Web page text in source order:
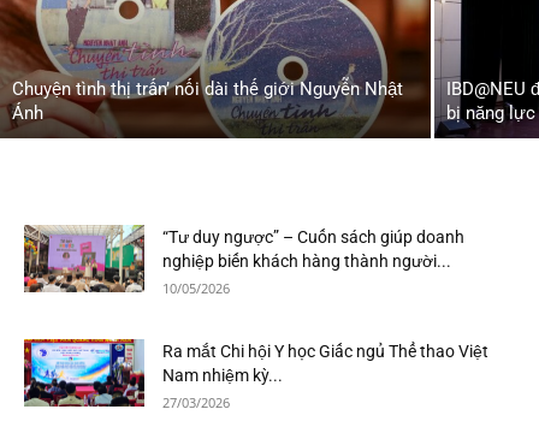
Chuyện tình thị trấn’ nối dài thế giới Nguyễn Nhật
Ánh
IBD@NEU
bị năng
“Tư duy ngược” – Cuốn sách giúp doanh
nghiệp biến khách hàng thành người...
10/05/2026
Ra mắt Chi hội Y học Giấc ngủ Thể thao Việt
Nam nhiệm kỳ...
27/03/2026